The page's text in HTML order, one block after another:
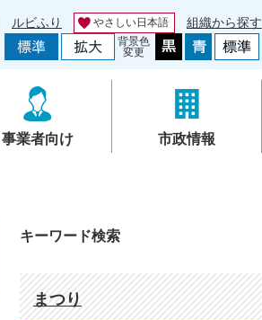
ルビふり やさしい日本語 組織から探す
背景色
変更
事業者向け 市政情報
キーワード検索
まつり